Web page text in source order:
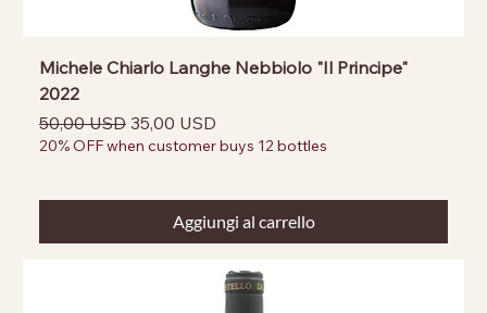
Michele Chiarlo Langhe Nebbiolo "Il Principe"
2022
Prezzo regolare
50,00 USD Prezzo scontato
35,00 USD
20% OFF when customer buys 12 bottles
Aggiungi al carrello